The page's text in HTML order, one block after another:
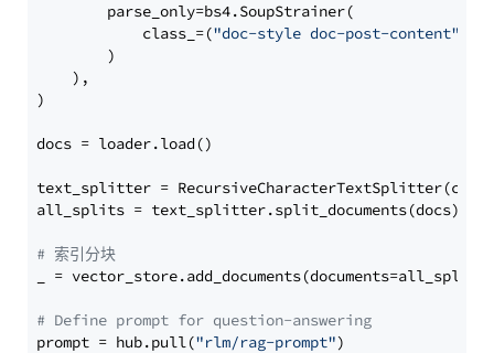
        parse_only=bs4.SoupStrainer(
            class_=(
"doc-style doc-post-content"
        )
    ),
)
docs = loader.load()
text_splitter =
all_splits = text_splitter.split_documents(docs)
# 索引分块
_ = vector_store.add_documents(documents=all_splits)
# Define prompt for question-answering
prompt = hub.pull("rlm/rag-prompt")